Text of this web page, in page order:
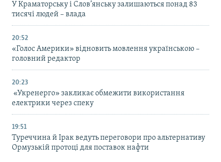
У Краматорську і Слов’янську залишаються понад 83
тисячі людей – влада
20:52
«Голос Америки» відновить мовлення українською –
головний редактор
20:23
«Укренерго» закликає обмежити використання
електрики через спеку
19:51
Туреччина й Ірак ведуть переговори про альтернативу
Ормузькій протоці для поставок нафти